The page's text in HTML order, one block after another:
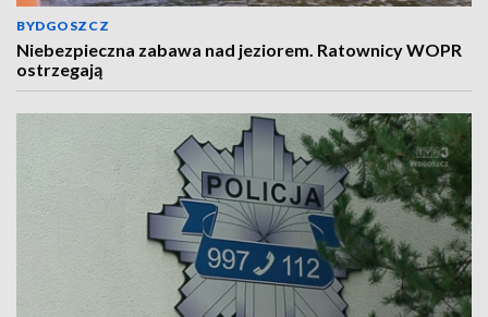
BYDGOSZCZ
Niebezpieczna zabawa nad jeziorem. Ratownicy WOPR
ostrzegają